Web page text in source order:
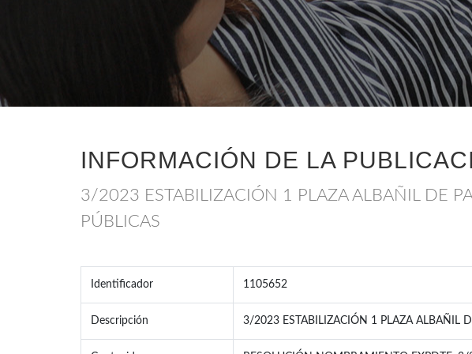
INFORMACIÓN DE LA
3/2023 ESTABILIZACIÓN 1 PLAZA ALBAÑIL DE
PÚBLICAS
Identificador 1105652
Descripción 3/2023 ESTABILIZACIÓN 1 PLAZA ALBAÑIL